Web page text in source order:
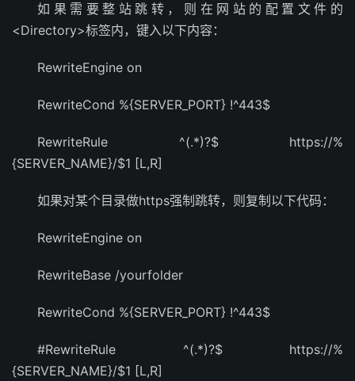
如果需要整站跳转，则在网站的配置文件的
<Directory>标签内，键入以下内容：
RewriteEngine on
RewriteCond %{SERVER_PORT} !^443$
RewriteRule ^(.*)?$ https://%
{SERVER_NAME}/$1 [L,R]
如果对某个目录做https强制跳转，则复制以下代码：
RewriteEngine on
RewriteBase /yourfolder
RewriteCond %{SERVER_PORT} !^443$
#RewriteRule ^(.*)?$ https://%
{SERVER_NAME}/$1 [L,R]